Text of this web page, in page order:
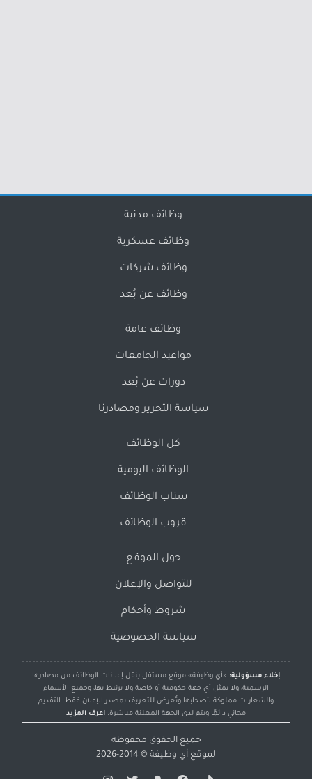
وظائف مدنية
وظائف عسكرية
وظائف شركات
وظائف عن بُعد
وظائف عامة
مواعيد الجامعات
دورات عن بُعد
سياسة التحرير ومصادرنا
كل الوظائف
الوظائف اليومية
سناب الوظائف
قروب الوظائف
حول الموقع
للتواصل والإعلان
شروط وأحكام
سياسة الخصوصية
إخلاء مسؤولية: «أي وظيفة» موقع مستقل ينقل إعلانات الوظائف من مصادرها
الرسمية، ولا يمثل أي جهة حكومية أو خاصة ولا يرتبط بها، وجميع الأسماء
والشعارات مملوكة لأصحابها وتُعرض للتعريف بمصدر الإعلان فقط. التقديم
مجاني دائمًا ويتم لدى الجهة المعلنة مباشرة. اعرف المزيد
جميع الحقوق محفوظة
لموقع أي وظيفة © 2014-2026